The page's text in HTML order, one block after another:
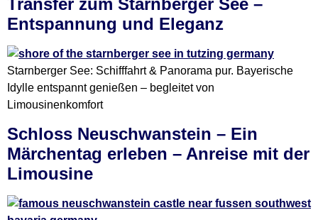
Transfer zum Starnberger See –
Entspannung und Eleganz
Starnberger See: Schifffahrt & Panorama pur. Bayerische
Idylle entspannt genießen – begleitet von
Limousinenkomfort
Schloss Neuschwanstein – Ein
Märchentag erleben – Anreise mit der
Limousine